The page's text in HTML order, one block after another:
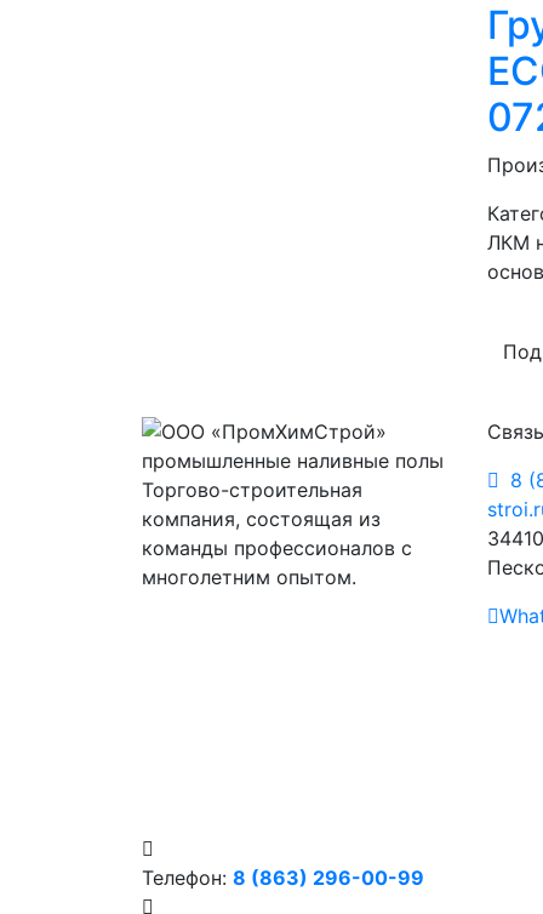
ЛКМ
Торгово-строительная
компания, состоящая из
команды профессионалов с
многолетним опытом.
8
Телефон: 8 (863) 296-00-99